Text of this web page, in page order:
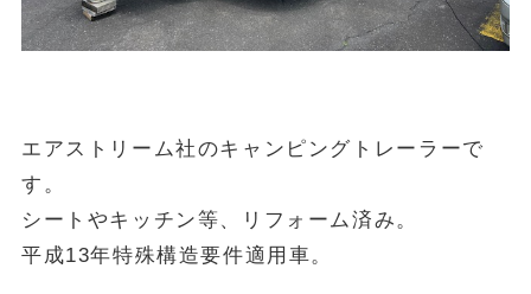
エアストリーム社のキャンピングトレーラーで
す。
シートやキッチン等、リフォーム済み。
平成13年特殊構造要件適用車。